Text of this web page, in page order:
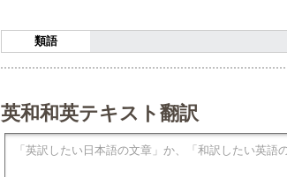
類語
英和和英テキスト翻訳